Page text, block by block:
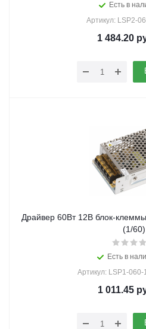
Есть в
Артикул: LSP2-
1 484.20
Драйвер 60Вт 12В блок-
(1/60)
Есть в
Артикул: LSP1-
1 011.45